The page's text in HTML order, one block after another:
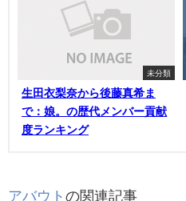
未分類
生田衣梨奈から後藤真希ま
で：娘。の歴代メンバー貢献
度ランキング
アバウト の関連記事